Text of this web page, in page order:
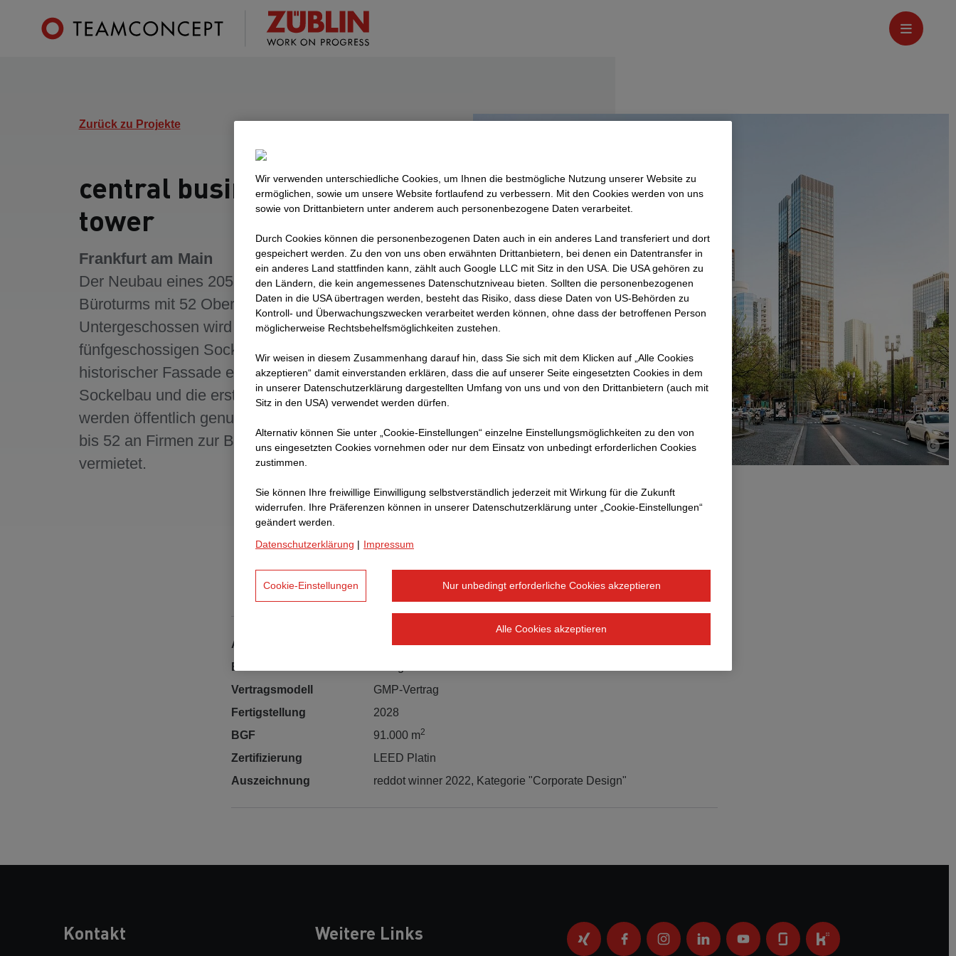
Zurück zu Projekte
central business
tower
Frankfurt am Main
Der Neubau eines 205m hohen
Büroturms mit 52 Ober- und fünf
Untergeschossen wird durch einen
fünfgeschossigen Sockelbau mit
historischer Fassade ergänzt. Der
Sockelbau und die ersten vier Etagen
werden öffentlich genutzt, die Etagen 5
bis 52 an Firmen zur Büronutzung
vermietet.
Auftraggeber
Landesbank Hessen-Thüringen (Helaba)
Bauwerksart
Vertragsmodell
GMP-Vertrag
Fertigstellung
2028
BGF
91.000 m2
Zertifizierung
LEED Platin
Auszeichnung
reddot winner 2022, Kategorie "Corporate Design"
Kontakt Weitere Links
Wir verwenden unterschiedliche Cookies, um Ihnen die best­mögliche Nutzung unserer Website zu
ermöglichen, sowie um unsere Website fortlaufend zu verbessern. Mit den Cookies werden von uns
sowie von Drittanbietern unter anderem auch personenbezogene Daten verarbeitet.
Durch Cookies können die personenbezogenen Daten auch in ein anderes Land transferiert und dort
gespeichert werden. Zu den von uns oben erwähnten Drittanbietern, bei denen ein Datentransfer in
ein anderes Land stattfinden kann, zählt auch Google LLC mit Sitz in den USA. Die USA gehören zu
den Ländern, die kein angemessenes Datenschutzniveau bieten. Sollten die personenbezogenen
Daten in die USA übertragen werden, besteht das Risiko, dass diese Daten von US-Behörden zu
Kontroll- und Überwachungszwecken verarbeitet werden können, ohne dass der betroffenen Person
möglicherweise Rechtsbehelfsmöglichkeiten zustehen.
Wir weisen in diesem Zusammenhang darauf hin, dass Sie sich mit dem Klicken auf „Alle Cookies
akzeptieren“ damit ein­ver­standen erklären, dass die auf unserer Seite eingesetzten Cookies in dem
in unserer Datenschutzerklärung dargestellten Umfang von uns und von den Drittanbietern (auch mit
Sitz in den USA) verwendet werden dürfen.
Alternativ können Sie unter „Cookie-Einstellungen“ einzelne Einstellungsmöglichkeiten zu den von
uns eingesetzten Cookies vornehmen oder nur dem Einsatz von unbedingt erforderlichen Cookies
zustimmen.
Sie können Ihre freiwillige Einwilligung selbstverständlich jederzeit mit Wirkung für die Zukunft
widerrufen. Ihre Prä­fe­renzen können in unserer Datenschutzerklärung unter „Cookie-Einstellungen“
geändert werden.
Datenschutzerklärung | Impressum
Nur unbedingt erforderliche Cookies akzeptieren
Alle Cookies akzeptieren
Cookie-Einstellungen